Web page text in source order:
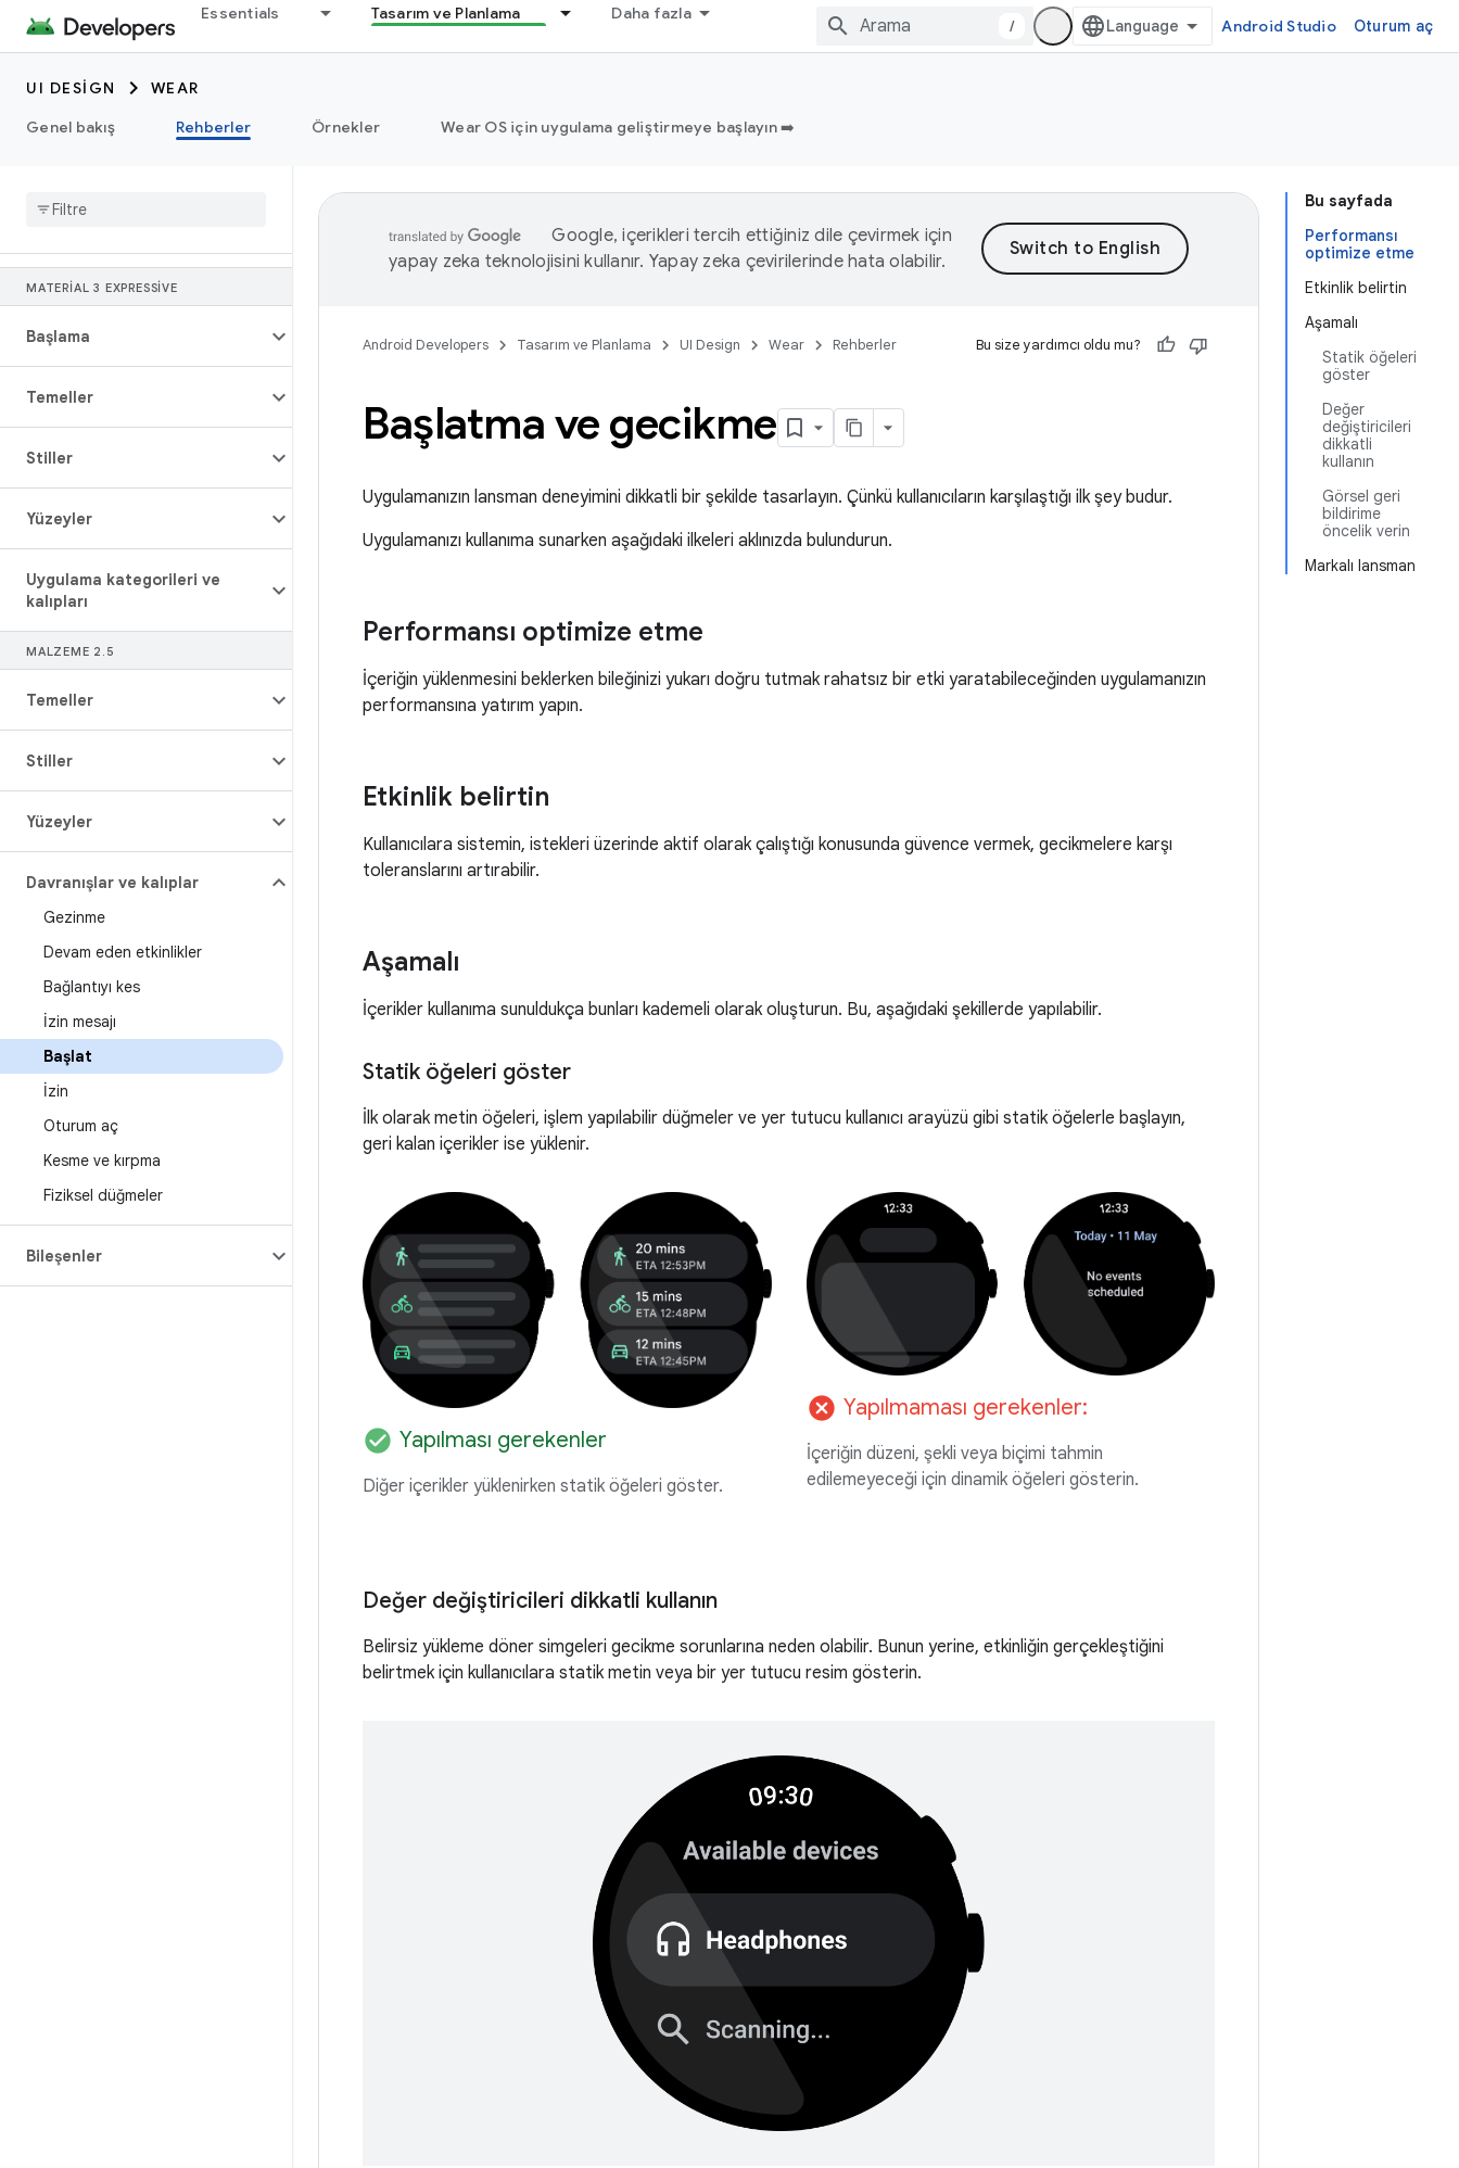
Essentials Tasarım ve Planlama Daha fazla
/ Android Studio Oturum aç
UI DESIGN
WEAR
Genel bakış
Rehberler Örnekler Wear OS için uygulama geliştirmeye başlayın ➡️
MATERIAL 3 EXPRESSIVE
Başlama
Temeller
Stiller
Yüzeyler
Uygulama kategorileri ve
kalıpları
MALZEME 2 . 5
Temeller
Stiller
Yüzeyler
Davranışlar ve kalıplar
Gezinme
Devam eden etkinlikler
Bağlantıyı kes
İzin mesajı
Başlat
İzin
Oturum aç
Kesme ve kırpma
Fiziksel düğmeler
Bileşenler
Bu sayfada
Performansı
optimize etme
Etkinlik belirtin
Aşamalı
Statik öğeleri
göster
Değer
değiştiricileri
dikkatli
kullanın
Görsel geri
bildirime
öncelik verin
Markalı lansman
Google, içerikleri tercih ettiğiniz dile çevirmek için
yapay zeka teknolojisini kullanır. Yapay zeka çevirilerinde hata olabilir.
Android Developers Tasarım ve Planlama UI Design Wear Rehberler Bu size yardımcı oldu mu?
Başlatma ve gecikme
Uygulamanızın lansman deneyimini dikkatli bir şekilde tasarlayın. Çünkü kullanıcıların karşılaştığı ilk şey budur.
Uygulamanızı kullanıma sunarken aşağıdaki ilkeleri aklınızda bulundurun.
Performansı optimize etme
İçeriğin yüklenmesini beklerken bileğinizi yukarı doğru tutmak rahatsız bir etki yaratabileceğinden uygulamanızın
performansına yatırım yapın.
Etkinlik belirtin
Kullanıcılara sistemin, istekleri üzerinde aktif olarak çalıştığı konusunda güvence vermek, gecikmelere karşı
toleranslarını artırabilir.
Aşamalı
İçerikler kullanıma sunuldukça bunları kademeli olarak oluşturun. Bu, aşağıdaki şekillerde yapılabilir.
Statik öğeleri göster
İlk olarak metin öğeleri, işlem yapılabilir düğmeler ve yer tutucu kullanıcı arayüzü gibi statik öğelerle başlayın,
geri kalan içerikler ise yüklenir.
check_circle Yapılması gerekenler
Diğer içerikler yüklenirken statik öğeleri göster.
cancel Yapılmaması gerekenler:
İçeriğin düzeni, şekli veya biçimi tahmin
edilemeyeceği için dinamik öğeleri gösterin.
Değer değiştiricileri dikkatli kullanın
Belirsiz yükleme döner simgeleri gecikme sorunlarına neden olabilir. Bunun yerine, etkinliğin gerçekleştiğini
belirtmek için kullanıcılara statik metin veya bir yer tutucu resim gösterin.